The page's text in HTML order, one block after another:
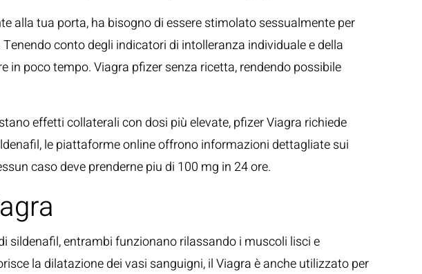
alla tua porta, ha bisogno di essere stimolato sessualmente per
conto degli indicatori di intolleranza individuale e della
in poco tempo. Viagra pfizer senza ricetta, rendendo possibile
effetti collaterali con dosi più elevate, pfizer Viagra richiede
le piattaforme online offrono informazioni dettagliate sui
caso deve prenderne piu di 100 mg in 24 ore.
sildenafil, entrambi funzionano rilassando i muscoli lisci e
la dilatazione dei vasi sanguigni, il Viagra è anche utilizzato per